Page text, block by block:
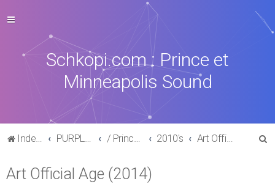
Schkopi.com : Prince et
Minneapolis Sound
Index du forum PURPLE MUSIC / Prince : La discographie officielle 2010's Art Official Age (2014)
Art Official Age (2014)